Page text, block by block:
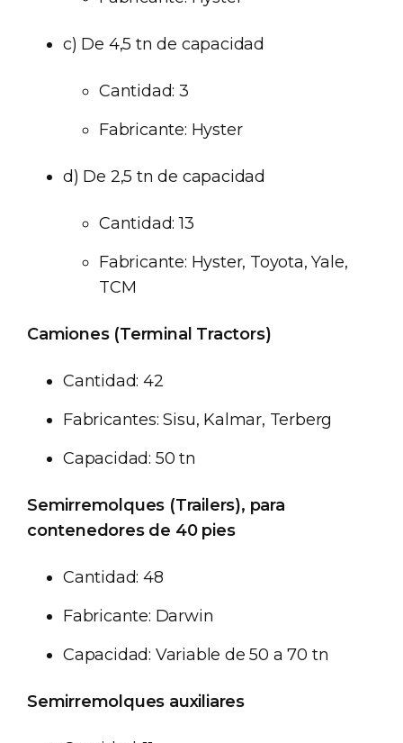
c) De 4,5 tn de capacidad
Cantidad: 3
Fabricante: Hyster
d) De 2,5 tn de capacidad
Cantidad: 13
Fabricante: Hyster, Toyota, Yale,
TCM
Camiones (Terminal Tractors)
Cantidad: 42
Fabricantes: Sisu, Kalmar, Terberg
Capacidad: 50 tn
Semirremolques (Trailers), para
contenedores de 40 pies
Cantidad: 48
Fabricante: Darwin
Capacidad: Variable de 50 a 70 tn
Semirremolques auxiliares